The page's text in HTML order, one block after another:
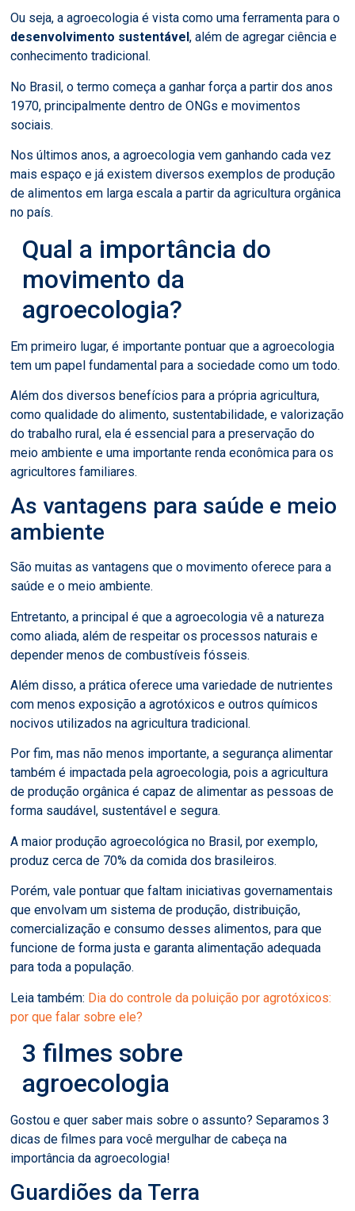
Ou seja, a agroecologia é vista como uma ferramenta para o
desenvolvimento sustentável, além de agregar ciência e
conhecimento tradicional.
No Brasil, o termo começa a ganhar força a partir dos anos
1970, principalmente dentro de ONGs e movimentos
sociais.
Nos últimos anos, a agroecologia vem ganhando cada vez
mais espaço e já existem diversos exemplos de produção
de alimentos em larga escala a partir da agricultura orgânica
no país.
Qual a importância do
movimento da
agroecologia?
Em primeiro lugar, é importante pontuar que a agroecologia
tem um papel fundamental para a sociedade como um todo.
Além dos diversos benefícios para a própria agricultura,
como qualidade do alimento, sustentabilidade, e valorização
do trabalho rural, ela é essencial para a preservação do
meio ambiente e uma importante renda econômica para os
agricultores familiares.
As vantagens para saúde e meio
ambiente
São muitas as vantagens que o movimento oferece para a
saúde e o meio ambiente.
Entretanto, a principal é que a agroecologia vê a natureza
como aliada, além de respeitar os processos naturais e
depender menos de combustíveis fósseis.
Além disso, a prática oferece uma variedade de nutrientes
com menos exposição a agrotóxicos e outros químicos
nocivos utilizados na agricultura tradicional.
Por fim, mas não menos importante, a segurança alimentar
também é impactada pela agroecologia, pois a agricultura
de produção orgânica é capaz de alimentar as pessoas de
forma saudável, sustentável e segura.
A maior produção agroecológica no Brasil, por exemplo,
produz cerca de 70% da comida dos brasileiros.
Porém, vale pontuar que faltam iniciativas governamentais
que envolvam um sistema de produção, distribuição,
comercialização e consumo desses alimentos, para que
funcione de forma justa e garanta alimentação adequada
para toda a população.
Leia também: Dia do controle da poluição por agrotóxicos:
por que falar sobre ele?
3 filmes sobre
agroecologia
Gostou e quer saber mais sobre o assunto? Separamos 3
dicas de filmes para você mergulhar de cabeça na
importância da agroecologia!
Guardiões da Terra